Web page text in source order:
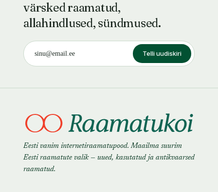
värsked raamatud,
allahindlused, sündmused.
Telli uudiskiri
Eesti vanim internetiraamatupood. Maailma suurim
Eesti raamatute valik — uued, kasutatud ja antikvaarsed
raamatud.